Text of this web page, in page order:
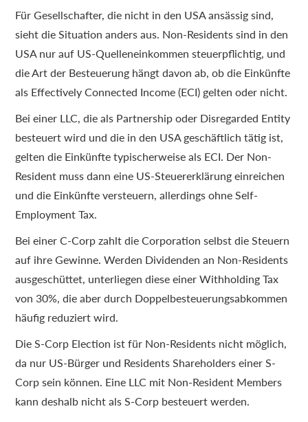
Für Gesellschafter, die nicht in den USA ansässig sind,
sieht die Situation anders aus. Non-Residents sind in den
USA nur auf US-Quelleneinkommen steuerpflichtig, und
die Art der Besteuerung hängt davon ab, ob die Einkünfte
als Effectively Connected Income (ECI) gelten oder nicht.
Bei einer LLC, die als Partnership oder Disregarded Entity
besteuert wird und die in den USA geschäftlich tätig ist,
gelten die Einkünfte typischerweise als ECI. Der Non-
Resident muss dann eine US-Steuererklärung einreichen
und die Einkünfte versteuern, allerdings ohne Self-
Employment Tax.
Bei einer C-Corp zahlt die Corporation selbst die Steuern
auf ihre Gewinne. Werden Dividenden an Non-Residents
ausgeschüttet, unterliegen diese einer Withholding Tax
von 30%, die aber durch Doppelbesteuerungsabkommen
häufig reduziert wird.
Die S-Corp Election ist für Non-Residents nicht möglich,
da nur US-Bürger und Residents Shareholders einer S-
Corp sein können. Eine LLC mit Non-Resident Members
kann deshalb nicht als S-Corp besteuert werden.